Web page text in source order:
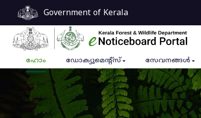
Government of Kerala
ഹോം ഡോക്യുമെൻ്റ്സ് സേവനങ്ങൾ